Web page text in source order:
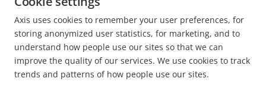
MEHR BEITRÄGE LESEN VON JOSHUA
Axis uses cookies to remember your user preferences, for
storing anonymized user statistics, for marketing, and to
understand how people use our sites so that we can
improve the quality of our services. We use cookies to track
trends and patterns of how people use our sites.